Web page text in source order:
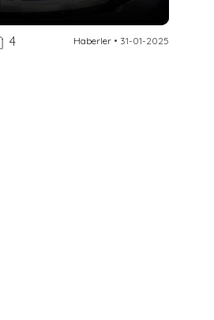
4 Haberler• 31-01-2025